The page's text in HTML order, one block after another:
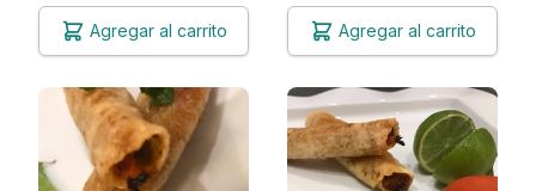
Agregar al carrito Agregar al carrito